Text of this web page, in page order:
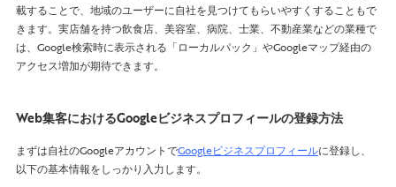
載することで、地域のユーザーに自社を見つけてもらいやすくすることもで
きます。実店舗を持つ飲食店、美容室、病院、士業、不動産業などの業種で
は、Google検索時に表示される「ローカルパック」やGoogleマップ経由の
アクセス増加が期待できます。
Web集客におけるGoogleビジネスプロフィールの登録方法
まずは自社のGoogleアカウントでGoogleビジネスプロフィールに登録し、
以下の基本情報をしっかり入力します。